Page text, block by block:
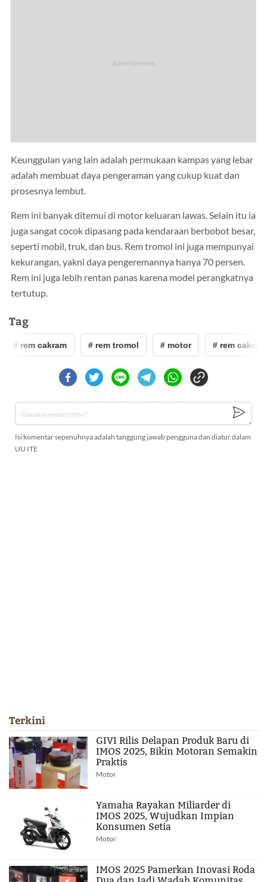
Keunggulan yang lain adalah permukaan kampas yang lebar
adalah membuat daya pengeraman yang cukup kuat dan
prosesnya lembut.
Rem ini banyak ditemui di motor keluaran lawas. Selain itu ia
juga sangat cocok dipasang pada kendaraan berbobot besar,
seperti mobil, truk, dan bus. Rem tromol ini juga mempunyai
kekurangan, yakni daya pengeremannya hanya 70 persen.
Rem ini juga lebih rentan panas karena model perangkatnya
tertutup.
Tag
# rem cakram # rem tromol # motor # rem cakram
Isi komentar sepenuhnya adalah tanggung jawab pengguna dan diatur dalam
UU ITE
Terkini
GIVI Rilis Delapan Produk Baru di
IMOS 2025, Bikin Motoran Semakin
Praktis
Motor
Yamaha Rayakan Miliarder di
IMOS 2025, Wujudkan Impian
Konsumen Setia
Motor
IMOS 2025 Pamerkan Inovasi Roda